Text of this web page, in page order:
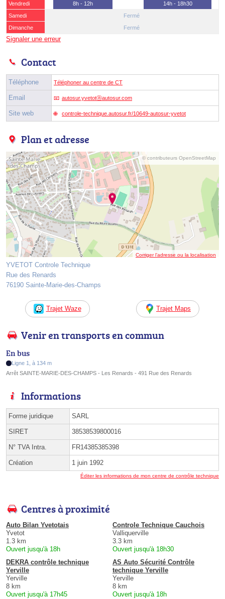
Vendredi
8h - 12h
14h - 18h30
Samedi
Fermé
Dimanche
Fermé
Signaler une erreur
Contact
Téléphone Téléphoner au centre de CT
Email autosur.yvetotⓐautosur.com
Site web controle-technique.autosur.fr/10649-autosur-yvetot
Plan et adresse
© contributeurs OpenStreetMap
Corriger l’adresse ou la localisation
YVETOT Controle Technique
Rue des Renards
76190 Sainte-Marie-des-Champs
Trajet Waze Trajet Maps
Venir en transports en commun
En bus
Ligne 1, à 134 m
Arrêt SAINTE-MARIE-DES-CHAMPS - Les Renards - 491 Rue des Renards
Informations
Forme juridique SARL
SIRET 38538539800016
N° TVA Intra. FR14385385398
Création 1 juin 1992
Éditer les informations de mon centre de contrôle technique
Centres à proximité
Auto Bilan Yvetotais
Yvetot
1.3 km
Ouvert jusqu'à 18h
Controle Technique Cauchois
Valliquerville
3.3 km
Ouvert jusqu'à 18h30
DEKRA contrôle technique
Yerville
Yerville
8 km
Ouvert jusqu'à 17h45
AS Auto Sécurité Contrôle
technique Yerville
Yerville
8 km
Ouvert jusqu'à 18h